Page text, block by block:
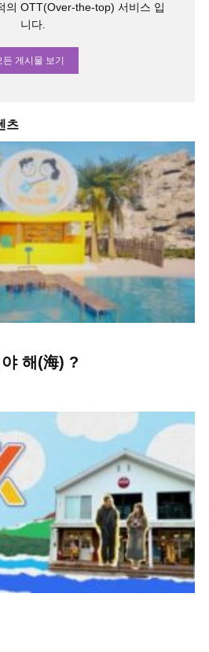
의 OTT(Over-the-top) 서비스 입
니다.
든 게시물 보기
츠
해(海) ?